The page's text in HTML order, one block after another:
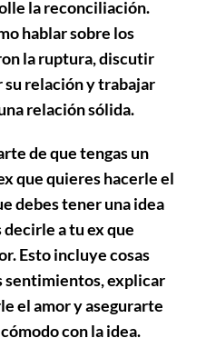
la reconciliación.
hablar sobre los
la ruptura, discutir
relación y trabajar
relación sólida.
de que tengas un
que quieres hacerle el
debes tener una idea
a tu ex que
Esto incluye cosas
sentimientos, explicar
el amor y asegurarte
con la idea.